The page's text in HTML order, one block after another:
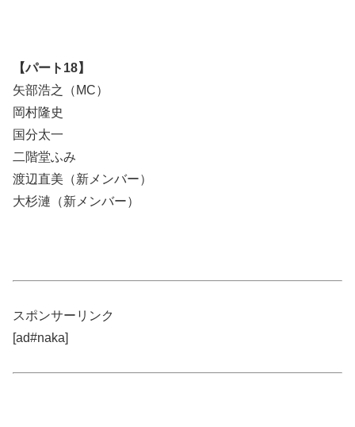
【パート18】
矢部浩之（MC）
岡村隆史
国分太一
二階堂ふみ
渡辺直美（新メンバー）
大杉漣（新メンバー）
スポンサーリンク
[ad#naka]